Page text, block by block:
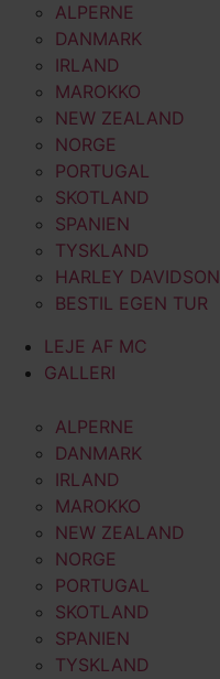
ALPERNE
DANMARK
IRLAND
MAROKKO
NEW ZEALAND
NORGE
PORTUGAL
SKOTLAND
SPANIEN
TYSKLAND
HARLEY DAVIDSON
BESTIL EGEN TUR
LEJE AF MC
GALLERI
ALPERNE
DANMARK
IRLAND
MAROKKO
NEW ZEALAND
NORGE
PORTUGAL
SKOTLAND
SPANIEN
TYSKLAND